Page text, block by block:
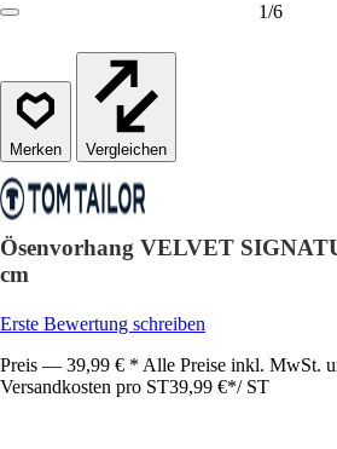
1/6
Vergleichen
Ösenvorhang VELVET
cm
Erste Bewertung schreiben
Preis — 39,99 € * Alle Preise inkl. MwSt.
Versandkosten pro ST39,99 €*/ ST